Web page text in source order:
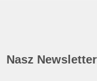
Nasz Newsletter